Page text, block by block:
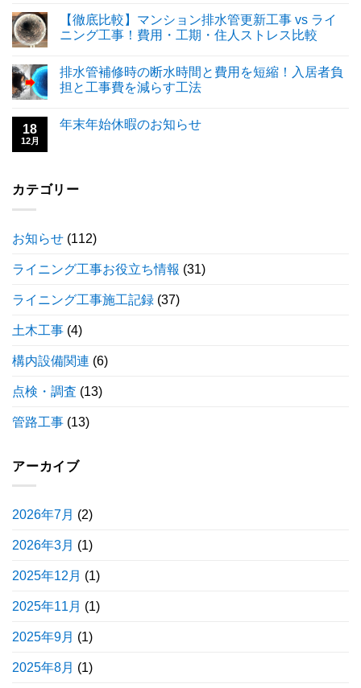
【徹底比較】マンション排水管更新工事 vs ライ
ニング工事！費用・工期・住人ストレス比較
排水管補修時の断水時間と費用を短縮！入居者負
担と工事費を減らす工法
18
12月
年末年始休暇のお知らせ
カテゴリー
お知らせ (112)
ライニング工事お役立ち情報 (31)
ライニング工事施工記録 (37)
土木工事 (4)
構内設備関連 (6)
点検・調査 (13)
管路工事 (13)
アーカイブ
2026年7月 (2)
2026年3月 (1)
2025年12月 (1)
2025年11月 (1)
2025年9月 (1)
2025年8月 (1)